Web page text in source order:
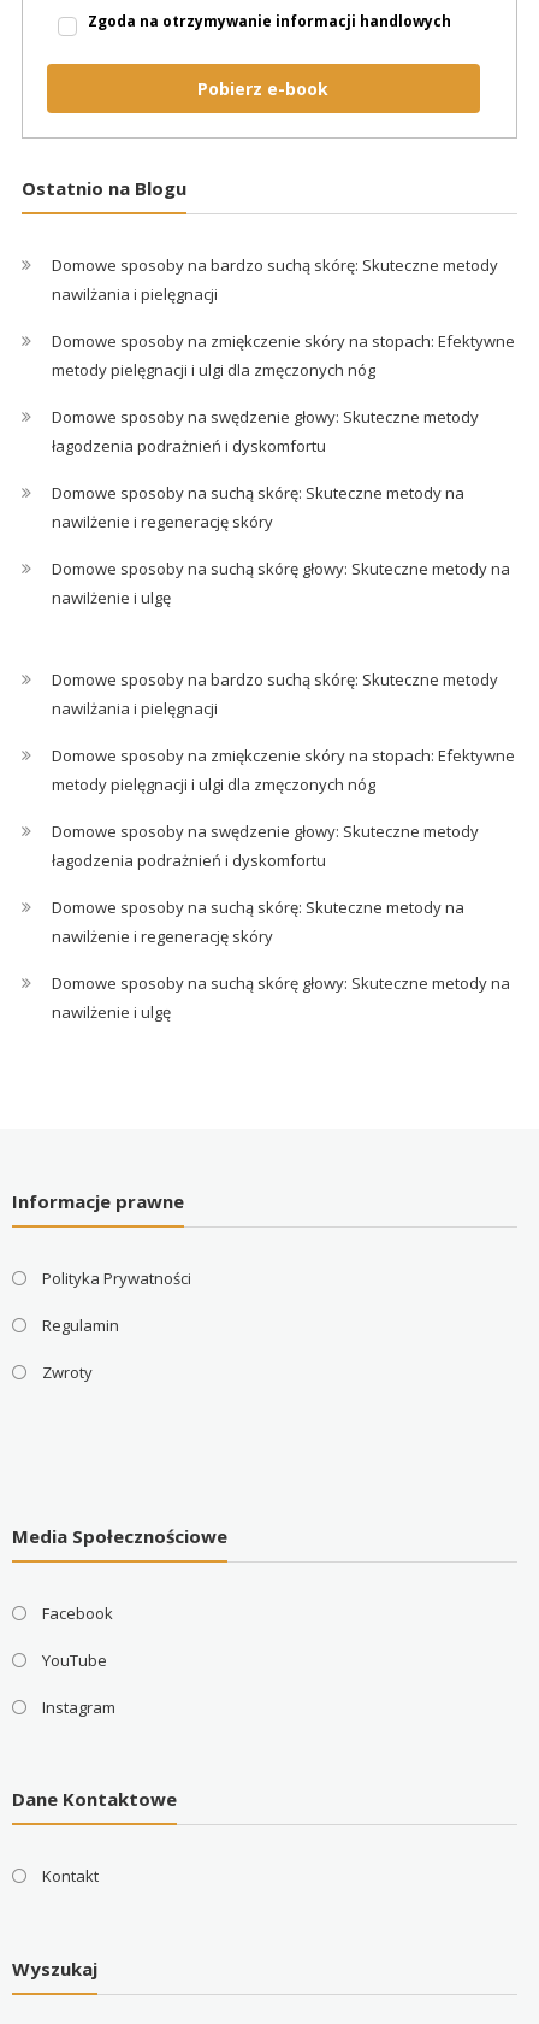
Zgoda na otrzymywanie informacji handlowych
Pobierz e-book
Ostatnio na Blogu
Domowe sposoby na bardzo suchą skórę: Skuteczne metody
nawilżania i pielęgnacji
Domowe sposoby na zmiękczenie skóry na stopach: Efektywne
metody pielęgnacji i ulgi dla zmęczonych nóg
Domowe sposoby na swędzenie głowy: Skuteczne metody
łagodzenia podrażnień i dyskomfortu
Domowe sposoby na suchą skórę: Skuteczne metody na
nawilżenie i regenerację skóry
Domowe sposoby na suchą skórę głowy: Skuteczne metody na
nawilżenie i ulgę
Domowe sposoby na bardzo suchą skórę: Skuteczne metody
nawilżania i pielęgnacji
Domowe sposoby na zmiękczenie skóry na stopach: Efektywne
metody pielęgnacji i ulgi dla zmęczonych nóg
Domowe sposoby na swędzenie głowy: Skuteczne metody
łagodzenia podrażnień i dyskomfortu
Domowe sposoby na suchą skórę: Skuteczne metody na
nawilżenie i regenerację skóry
Domowe sposoby na suchą skórę głowy: Skuteczne metody na
nawilżenie i ulgę
Informacje prawne
Polityka Prywatności
Regulamin
Zwroty
Media Społecznościowe
Facebook
YouTube
Instagram
Dane Kontaktowe
Kontakt
Wyszukaj